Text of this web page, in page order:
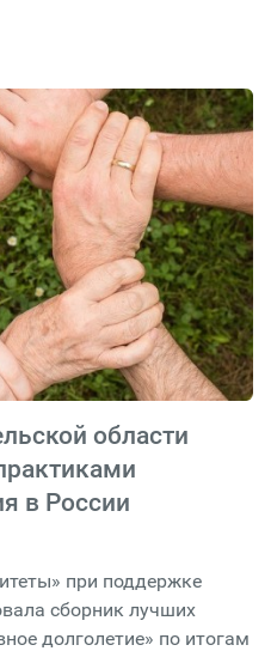
области
в России
при поддержке
сборник лучших
долголетие» по итогам